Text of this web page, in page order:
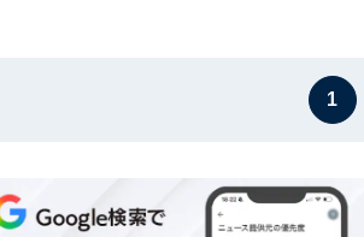
1